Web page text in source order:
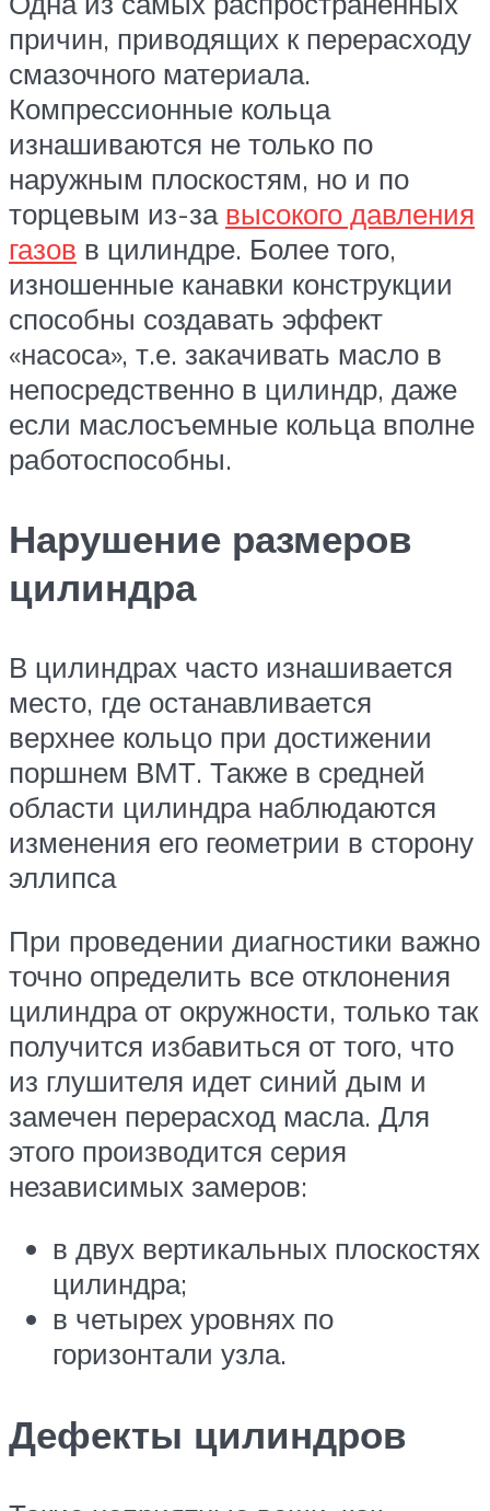
причин, приводящих к перерасходу
смазочного материала.
Компрессионные кольца
изнашиваются не только по
наружным плоскостям, но и по
торцевым из-за высокого давления
газов в цилиндре. Более того,
изношенные канавки конструкции
способны создавать эффект
«насоса», т.е. закачивать масло в
непосредственно в цилиндр, даже
если маслосъемные кольца вполне
работоспособны.
Нарушение размеров
цилиндра
В цилиндрах часто изнашивается
место, где останавливается
верхнее кольцо при достижении
поршнем ВМТ. Также в средней
области цилиндра наблюдаются
изменения его геометрии в сторону
эллипса
При проведении диагностики важно
точно определить все отклонения
цилиндра от окружности, только так
получится избавиться от того, что
из глушителя идет синий дым и
замечен перерасход масла. Для
этого производится серия
независимых замеров:
в двух вертикальных плоскостях
цилиндра;
в четырех уровнях по
горизонтали узла.
Дефекты цилиндров